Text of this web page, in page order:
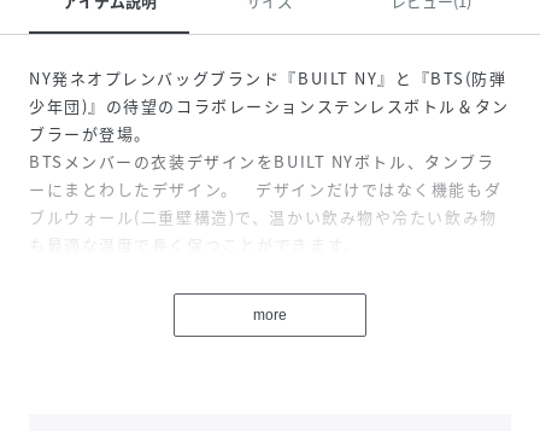
NY発ネオプレンバッグブランド『BUILT NY』と『BTS(防弾
少年団)』の待望のコラボレーションステンレスボトル＆タン
ブラーが登場。
BTSメンバーの衣装デザインをBUILT NYボトル、タンブラ
ーにまとわしたデザイン。 デザインだけではなく機能もダ
ブルウォール(二重壁構造)で、温かい飲み物や冷たい飲み物
も最適な温度で長く保つことができます。
●標準的なカップホルダーにぴったり入るサイズ感。
●こぼれを防ぐための密閉真空加工が特徴の蓋は、簡単に開
more